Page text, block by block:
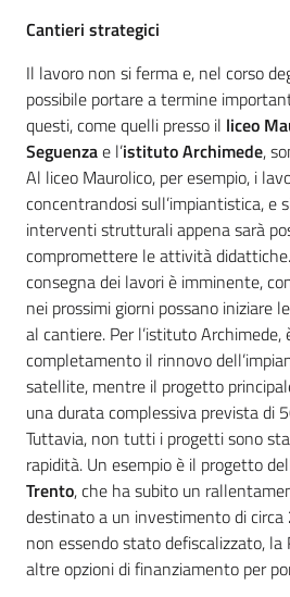
Cantieri strategici
Il lavoro non si ferma e, nel corso
possibile portare a termine
questi, come quelli presso il liceo
Seguenzae l’istituto Archimede,
Al liceo Maurolico, per esempio, i
concentrandosi sull’impiantistica, e
interventi strutturali appena sarà
compromettere le attività
consegna dei lavori è imminente,
nei prossimi giorni possano iniziare
al cantiere. Per l’istituto Archimede,
completamento il rinnovo
satellite, mentre il progetto
una durata complessiva prevista di
Tuttavia, non tutti i progetti sono
rapidità. Un esempio è il progetto
Trento, che ha subito un
destinato a un investimento di circa
non essendo stato defiscalizzato,
altre opzioni di finanziamento per